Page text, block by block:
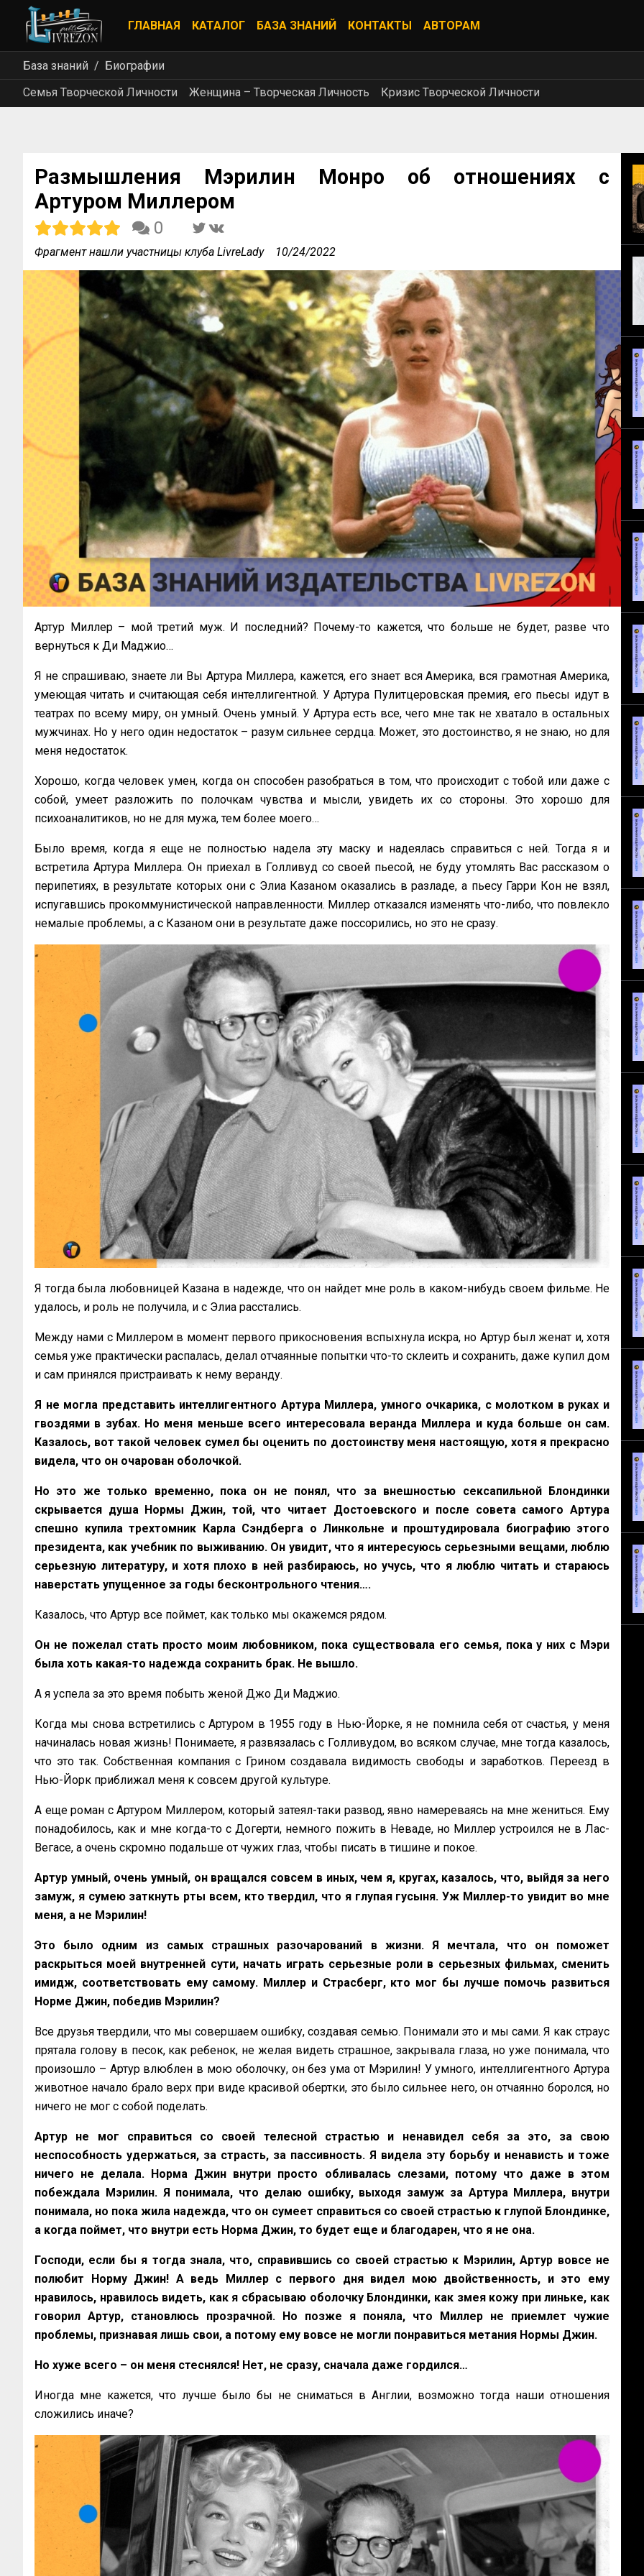
ГЛАВНАЯ КАТАЛОГ БАЗА ЗНАНИЙ КОНТАКТЫ АВТОРАМ
База знаний
Биографии
Семья Творческой Личности
Женщина – Творческая Личность Кризис Творческой Личности
Размышления Мэрилин Монро об отношениях с
Артуром Миллером
0
Фрагмент нашли участницы клуба LivreLady 10/24/2022
Артур Миллер – мой третий муж. И последний? Почему-то кажется, что больше не будет, разве что
вернуться к Ди Маджио…
Я не спрашиваю, знаете ли Вы Артура Миллера, кажется, его знает вся Америка, вся грамотная Америка,
умеющая читать и считающая себя интеллигентной. У Артура Пулитцеровская премия, его пьесы идут в
театрах по всему миру, он умный. Очень умный. У Артура есть все, чего мне так не хватало в остальных
мужчинах. Но у него один недостаток – разум сильнее сердца. Может, это достоинство, я не знаю, но для
меня недостаток.
Хорошо, когда человек умен, когда он способен разобраться в том, что происходит с тобой или даже с
собой, умеет разложить по полочкам чувства и мысли, увидеть их со стороны. Это хорошо для
психоаналитиков, но не для мужа, тем более моего…
Было время, когда я еще не полностью надела эту маску и надеялась справиться с ней. Тогда я и
встретила Артура Миллера. Он приехал в Голливуд со своей пьесой, не буду утомлять Вас рассказом о
перипетиях, в результате которых они с Элиа Казаном оказались в разладе, а пьесу Гарри Кон не взял,
испугавшись прокоммунистической направленности. Миллер отказался изменять что-либо, что повлекло
немалые проблемы, а с Казаном они в результате даже поссорились, но это не сразу.
Я тогда была любовницей Казана в надежде, что он найдет мне роль в каком-нибудь своем фильме. Не
удалось, и роль не получила, и с Элиа расстались.
Между нами с Миллером в момент первого прикосновения вспыхнула искра, но Артур был женат и, хотя
семья уже практически распалась, делал отчаянные попытки что-то склеить и сохранить, даже купил дом
и сам принялся пристраивать к нему веранду.
Я не могла представить интеллигентного Артура Миллера, умного очкарика, с молотком в руках и
гвоздями в зубах. Но меня меньше всего интересовала веранда Миллера и куда больше он сам.
Казалось, вот такой человек сумел бы оценить по достоинству меня настоящую, хотя я прекрасно
видела, что он очарован оболочкой.
Но это же только временно, пока он не понял, что за внешностью сексапильной Блондинки
скрывается душа Нормы Джин, той, что читает Достоевского и после совета самого Артура
спешно купила трехтомник Карла Сэндберга о Линкольне и проштудировала биографию этого
президента, как учебник по выживанию. Он увидит, что я интересуюсь серьезными вещами, люблю
серьезную литературу, и хотя плохо в ней разбираюсь, но учусь, что я люблю читать и стараюсь
наверстать упущенное за годы бесконтрольного чтения….
Казалось, что Артур все поймет, как только мы окажемся рядом.
Он не пожелал стать просто моим любовником, пока существовала его семья, пока у них с Мэри
была хоть какая-то надежда сохранить брак. Не вышло.
А я успела за это время побыть женой Джо Ди Маджио.
Когда мы снова встретились с Артуром в 1955 году в Нью-Йорке, я не помнила себя от счастья, у меня
начиналась новая жизнь! Понимаете, я развязалась с Голливудом, во всяком случае, мне тогда казалось,
что это так. Собственная компания с Грином создавала видимость свободы и заработков. Переезд в
Нью-Йорк приближал меня к совсем другой культуре.
А еще роман с Артуром Миллером, который затеял-таки развод, явно намереваясь на мне жениться. Ему
понадобилось, как и мне когда-то с Догерти, немного пожить в Неваде, но Миллер устроился не в Лас-
Вегасе, а очень скромно подальше от чужих глаз, чтобы писать в тишине и покое.
Артур умный, очень умный, он вращался совсем в иных, чем я, кругах, казалось, что, выйдя за него
замуж, я сумею заткнуть рты всем, кто твердил, что я глупая гусыня. Уж Миллер-то увидит во мне
меня, а не Мэрилин!
Это было одним из самых страшных разочарований в жизни. Я мечтала, что он поможет
раскрыться моей внутренней сути, начать играть серьезные роли в серьезных фильмах, сменить
имидж, соответствовать ему самому. Миллер и Страсберг, кто мог бы лучше помочь развиться
Норме Джин, победив Мэрилин?
Все друзья твердили, что мы совершаем ошибку, создавая семью. Понимали это и мы сами. Я как страус
прятала голову в песок, как ребенок, не желая видеть страшное, закрывала глаза, но уже понимала, что
произошло – Артур влюблен в мою оболочку, он без ума от Мэрилин! У умного, интеллигентного Артура
животное начало брало верх при виде красивой обертки, это было сильнее него, он отчаянно боролся, но
ничего не мог с собой поделать.
Артур не мог справиться со своей телесной страстью и ненавидел себя за это, за свою
неспособность удержаться, за страсть, за пассивность. Я видела эту борьбу и ненависть и тоже
ничего не делала. Норма Джин внутри просто обливалась слезами, потому что даже в этом
побеждала Мэрилин. Я понимала, что делаю ошибку, выходя замуж за Артура Миллера, внутри
понимала, но пока жила надежда, что он сумеет справиться со своей страстью к глупой Блондинке,
а когда поймет, что внутри есть Норма Джин, то будет еще и благодарен, что я не она.
Господи, если бы я тогда знала, что, справившись со своей страстью к Мэрилин, Артур вовсе не
полюбит Норму Джин! А ведь Миллер с первого дня видел мою двойственность, и это ему
нравилось, нравилось видеть, как я сбрасываю оболочку Блондинки, как змея кожу при линьке, как
говорил Артур, становлюсь прозрачной. Но позже я поняла, что Миллер не приемлет чужие
проблемы, признавая лишь свои, а потому ему вовсе не могли понравиться метания Нормы Джин.
Но хуже всего – он меня стеснялся! Нет, не сразу, сначала даже гордился…
Иногда мне кажется, что лучше было бы не сниматься в Англии, возможно тогда наши отношения
сложились иначе?